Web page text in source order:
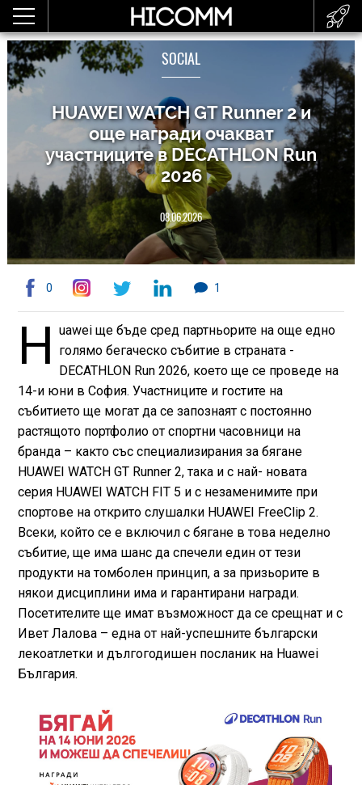
SOCIAL
HUAWEI WATCH GT Runner 2 и
още награди очакват
участниците в DECATHLON Run
2026
08.06.2026
0 1
H uawei ще бъде сред партньорите на още едно
голямо бегаческо събитие в страната -
DECATHLON Run 2026, което ще се проведе на
14-и юни в София. Участниците и гостите на
събитието ще могат да се запознаят с постоянно
растящото портфолио от спортни часовници на
бранда – както със специализирания за бягане
HUAWEI WATCH GT Runner 2, така и с най- новата
серия HUAWEI WATCH FIT 5 и с незаменимите при
спортове на открито слушалки HUAWEI FreeClip 2.
Всеки, който се е включил с бягане в това неделно
събитие, ще има шанс да спечели един от тези
продукти на томболен принцип, а за призьорите в
някои дисциплини има и гарантирани награди.
Посетителите ще имат възможност да се срещнат и с
Ивет Лалова – една от най-успешните български
лекоатлетки и дългогодишен посланик на Huawei
България.